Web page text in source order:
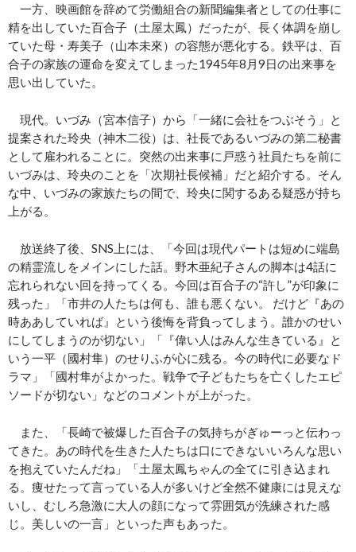
一方、映画館を辞めて労働組合の新聞編集者としての仕事に
精を出していた百合子（土屋太鳳）だったが、長く体調を崩し
ていた母・寿美子（山本未來）の容態が悪化する。鉄平は、百
合子の家族の運命を変えてしまった1945年8月9日の出来事を
思い出していた。
現代。いづみ（宮本信子）から「一緒に会社をつぶそう」と
提案された玲央（神木二役）は、社長であるいづみの第二秘書
として雇われることに。突然の出来事に戸惑う社員たちを前に
いづみは、玲央のことを「次期社長候補」だと紹介する。そん
な中、いづみの家族たちの間で、玲央に関するある疑惑が持ち
上がる。
放送終了後、SNS上には、「今回は現代パートは短めに端島
の精霊流しをメインにした話。野木亜紀子さんの脚本は4話に
忘れられない回を持ってくる。今回は百合子の“許し”が印象に
残った」「市井の人たちは何も、誰も悪くない。 だけど『あの
時ああしていれば』という後悔を背負ってしまう。誰かのせい
にしてしまうのが切ない」「『偉い人はみんな生きている』と
いう一平（國村隼）のせりふが心に残る。今の時代に必要なド
ラマ」「國村隼がよかった。戦争で子どもたちを亡くしたエピ
ソードが切ない」などのコメントが上がった。
また、「長崎で被爆した百合子の気持ちがぎゅーっと伝わっ
てきた。あの時代を生きた人たちは口にできないいろんな思い
を抱えていたんだね」「土屋太鳳ちゃんの全てに引き込まれ
る。痩せたって言っている人が多いけど全然不健康には見えな
いし、むしろ急激に大人の顔になって雰囲気が洗練された感
じ。美しいの一言」といった声もあった。